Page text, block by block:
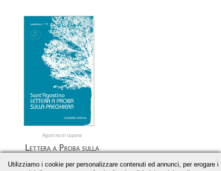
Agostino di Ippona
Lettera a Proba sulla
Utilizziamo i cookie per personalizzare contenuti ed annunci, per erogare i